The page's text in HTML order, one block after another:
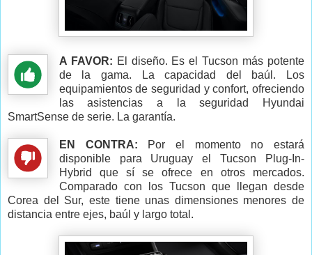
A FAVOR: El diseño. Es el Tucson más potente
de la gama. La capacidad del baúl. Los
equipamientos de seguridad y confort, ofreciendo
las asistencias a la seguridad Hyundai
SmartSense de serie. La garantía.
EN CONTRA:
Por el momento no estará
disponible para Uruguay el Tucson Plug-In-
Hybrid que sí se ofrece en otros mercados.
Comparado con los Tucson que llegan desde
Corea del Sur, este tiene unas dimensiones menores de
distancia entre ejes, baúl y largo total.